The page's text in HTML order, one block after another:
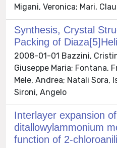
Migani, Veronica; Mari,
Synthesis, Crystal
Packing of
2008-01-01 Bazzini,
Giuseppe Maria; Fontana,
Mele, Andrea; Natali Sora,
Sironi, Angelo
Interlayer expansion
ditallowylammonium
function of 2-